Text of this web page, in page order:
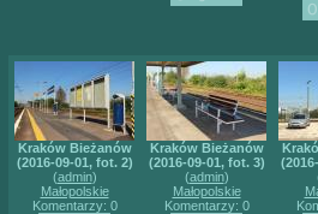
Kraków Bieżanów
(2016-09-01, fot. 2)
(admin)
Małopolskie
Komentarzy: 0
Kraków Bieżanów
(2016-09-01, fot. 3)
(admin)
Małopolskie
Komentarzy: 0